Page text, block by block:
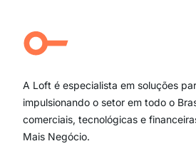
Campo Belo
Ipiranga
Paraíso
Itaim Bibi
A Loft é especialista em soluções
impulsionando o setor em todo o
comerciais, tecnológicas e
Mais Negócio.